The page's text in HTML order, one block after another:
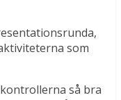
som
så bra